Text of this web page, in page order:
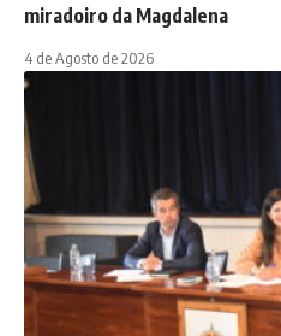
miradoiro da Magdalena
4 de Agosto de 2026